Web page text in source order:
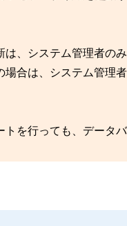
、システム管理者の
合は、システム管理
を行っても、データ